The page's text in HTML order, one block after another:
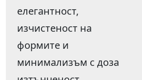
елегантност,
изчистеност на
формите и
минимализъм с доза